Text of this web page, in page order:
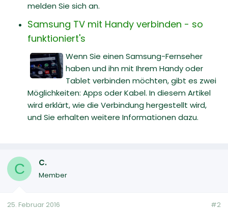
melden Sie sich an.
Samsung TV mit Handy verbinden - so
funktioniert's
Wenn Sie einen Samsung-Fernseher
haben und ihn mit Ihrem Handy oder
Tablet verbinden möchten, gibt es zwei
Möglichkeiten: Apps oder Kabel. In diesem Artikel
wird erklärt, wie die Verbindung hergestellt wird,
und Sie erhalten weitere Informationen dazu.
C C.
Member
25. Februar 2016 #2